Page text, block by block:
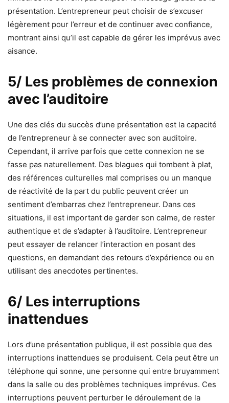
présentation. L’entrepreneur peut choisir de s’excuser
légèrement pour l’erreur et de continuer avec confiance,
montrant ainsi qu’il est capable de gérer les imprévus avec
aisance.
5/ Les problèmes de connexion
avec l’auditoire
Une des clés du succès d’une présentation est la capacité
de l’entrepreneur à se connecter avec son auditoire.
Cependant, il arrive parfois que cette connexion ne se
fasse pas naturellement. Des blagues qui tombent à plat,
des références culturelles mal comprises ou un manque
de réactivité de la part du public peuvent créer un
sentiment d’embarras chez l’entrepreneur. Dans ces
situations, il est important de garder son calme, de rester
authentique et de s’adapter à l’auditoire. L’entrepreneur
peut essayer de relancer l’interaction en posant des
questions, en demandant des retours d’expérience ou en
utilisant des anecdotes pertinentes.
6/ Les interruptions
inattendues
Lors d’une présentation publique, il est possible que des
interruptions inattendues se produisent. Cela peut être un
téléphone qui sonne, une personne qui entre bruyamment
dans la salle ou des problèmes techniques imprévus. Ces
interruptions peuvent perturber le déroulement de la